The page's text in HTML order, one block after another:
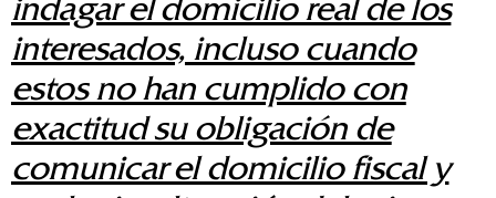
indagar el domicilio real de los
interesados, incluso cuando
estos no han cumplido con
exactitud su obligación de
comunicar el domicilio fiscal y